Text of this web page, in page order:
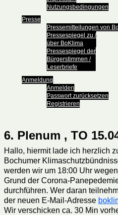
Nutzungsbedingungen
Presse
Pressemitteilungen von
Pressespiegel zu /
über BoKlima
Pressespiegel der
Bürgerstimmen /
Leserbriefe
Anmeldung
Anmelden
Passwort zurücksetzen
Registrieren
6. Plenum , TO
Hallo, hiermit lade ich herzlich
Bochumer
werden wir um 18:00 Uhr
Grund der Corona-
durchführen. Wer daran
der neuen E-Mail-Adresse
Wir verschicken ca. 30 Min